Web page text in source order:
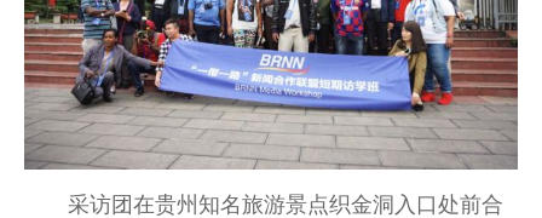
采访团在贵州知名旅游景点织金洞入口处前合